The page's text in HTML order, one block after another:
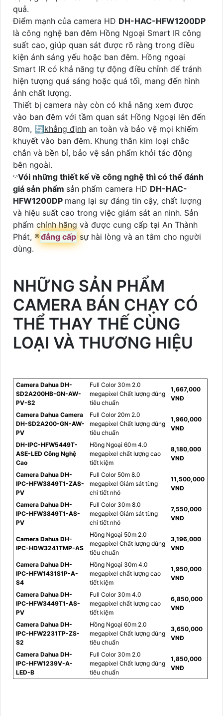
quả.
Điểm mạnh của camera HD DH-HAC-HFW1200DP
là công nghệ ban đêm Hồng Ngoại Smart IR công
suất cao, giúp quan sát được rõ ràng trong điều
kiện ánh sáng yếu hoặc ban đêm. Hồng ngoại
Smart IR có khả năng tự động điều chỉnh để tránh
hiện tượng quá sáng hoặc quá tối, mang đến hình
ảnh chất lượng.
Thiết bị camera này còn có khả năng xem được
vào ban đêm với tầm quan sát Hồng Ngoại lên đến
80m, 🔄 khẳng định an toàn và bảo vệ mọi khiếm
khuyết vào ban đêm. Khung thân kim loại chắc
chắn và bền bỉ, bảo vệ sản phẩm khỏi tác động
bên ngoài.
⌔Vói những thiết kế về công nghệ thì có thể đánh
giá sản phẩm sản phẩm camera HD DH-HAC-
HFW1200DP mang lại sự đáng tin cậy, chất lượng
và hiệu suất cao trong việc giám sát an ninh. Sản
phẩm chính hãng và được cung cấp tại An Thành
Phát, ®️đẳng cấp sự hài lòng và an tâm cho người
dùng.
NHỮNG SẢN PHẨM
CAMERA BÁN CHẠY CÓ
THỂ THAY THẾ CÙNG
LOẠI VÀ THƯƠNG HIỆU
Camera Dahua DH-
SD2A200HB-GN-AW-
PV-S2
Full Color 30m 2.0
megapixel Chất lượng đúng
tiêu chuẩn
1,667,000
VNĐ
Camera Dahua Camera
DH-SD2A200-GN-AW-
PV
Full Color 20m 2.0
megapixel Chất lượng đúng
tiêu chuẩn
1,960,000
VNĐ
DH-IPC-HFW5449T-
ASE-LED Công Nghệ
Cao
Hồng Ngoại 60m 4.0
megapixel chất lượng cao
tiết kiệm
8,180,000
VNĐ
Camera Dahua DH-
IPC-HFW3849T1-ZAS-
PV
Full Color 50m 8.0
megapixel Giám sát từng
chi tiết nhỏ
11,500,000
VNĐ
Camera Dahua DH-
IPC-HFW3849T1-AS-
PV
Full Color 30m 8.0
megapixel Giám sát từng
chi tiết nhỏ
7,550,000
VNĐ
Camera Dahua DH-
IPC-HDW3241TMP-AS
Hồng Ngoại 50m 2.0
megapixel Chất lượng đúng
tiêu chuẩn
3,196,000
VNĐ
Camera Dahua DH-
IPC-HFW1431S1P-A-
S4
Hồng Ngoại 30m 4.0
megapixel chất lượng cao
tiết kiệm
1,950,000
VNĐ
Camera Dahua DH-
IPC-HFW3449T1-AS-
PV
Full Color 30m 4.0
megapixel chất lượng cao
tiết kiệm
6,850,000
VNĐ
Camera Dahua DH-
IPC-HFW2231TP-ZS-
S2
Hồng Ngoại 60m 2.0
megapixel Chất lượng đúng
tiêu chuẩn
3,650,000
VNĐ
Camera Dahua DH-
IPC-HFW1239V-A-
LED-B
Full Color 30m 2.0
megapixel Chất lượng đúng
tiêu chuẩn
1,850,000
VNĐ